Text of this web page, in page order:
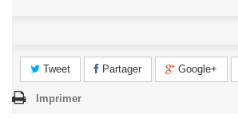
Tweet Partager Google+
Imprimer